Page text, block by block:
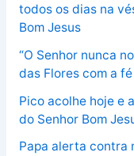
todos os dias na
Bom Jesus
“O Senhor nunca
das Flores com a
Pico acolhe hoje e
do Senhor Bom
Papa alerta contra